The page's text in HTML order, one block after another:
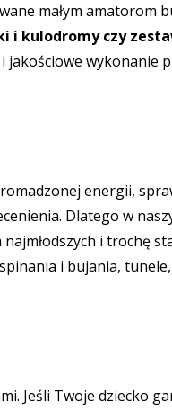
małym amatorom
i kulodromyczy
jakościowe wykonanie
energii,
Dlatego w
i trochę
i bujania, tunele,
Jeśli Twoje dziecko